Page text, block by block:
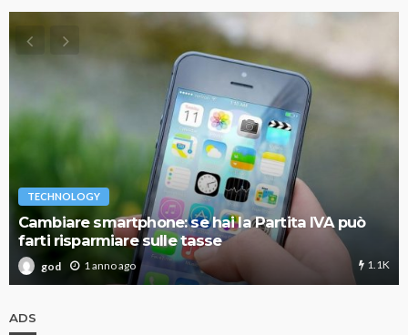
TECHNOLOGY
Cambiare smartphone: se hai la Partita IVA può
farti risparmiare sulle tasse
god 1 anno ago 1.1K
ADS